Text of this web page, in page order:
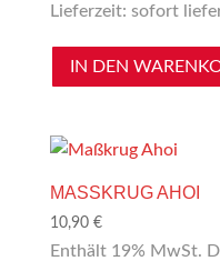
Lieferzeit: sofort
IN DEN
MASSKRUG AHOI
10,90 €
Enthält 19% MwSt.